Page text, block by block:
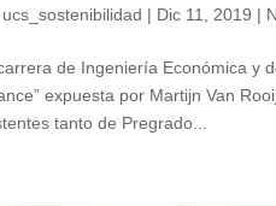
ucs_sostenibilidad | Dic 11, 2019 |
de Ingeniería Económica y
expuesta por Martijn Van
tanto de Pregrado...